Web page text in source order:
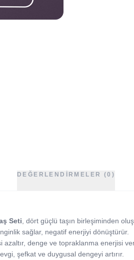
DEĞERLENDIRMELER (0)
Seti , dört güçlü taşın birleşiminden
sağlar, negatif enerjiyi dönüştürür.
azaltır, denge ve topraklanma enerjisi
şefkat ve duygusal dengeyi artırır.